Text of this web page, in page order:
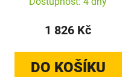
1 826 Kč
DO KOŠÍKU